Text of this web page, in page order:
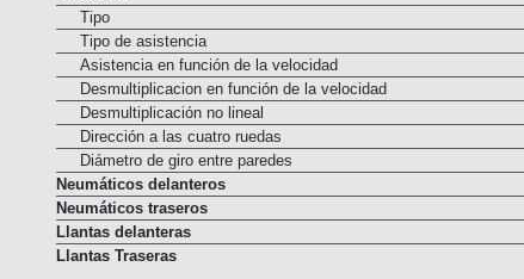
Dirección
Tipo
Tipo de asistencia
Asistencia en función de la velocidad
Desmultiplicacion en función de la velocidad
Desmultiplicación no lineal
Dirección a las cuatro ruedas
Diámetro de giro entre paredes
Neumáticos delanteros
Neumáticos traseros
Llantas delanteras